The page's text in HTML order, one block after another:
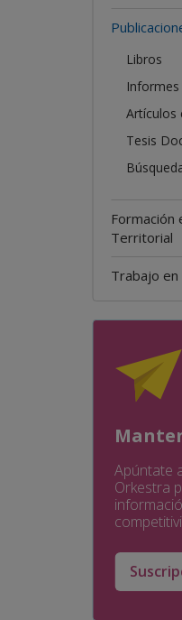
Libros
Informes
Artículos
Tesis
Formación
Territorial
Trabajo en
Apúntate
Orkestra